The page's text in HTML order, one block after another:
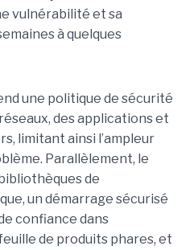
vulnérabilité et sa
à quelques
une politique de sécurité
des applications et
limitant ainsi l’ampleur
Parallèlement, le
de
un démarrage sécurisé
confiance dans
de produits phares, et